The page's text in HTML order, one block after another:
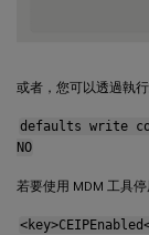
或者，您可以透過執
defaults write
NO
若要使用 MDM 工具